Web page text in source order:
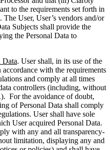
to the requirements set forth in
The User, User’s vendors and/or
Subjects shall provide the
the Personal Data to
Data. User shall, in its use of the
accordance with the requirements
and comply at all times
controllers (including, without
For the avoidance of doubt,
of Personal Data shall comply
User shall have sole
User acquired Personal Data.
with any and all transparency-
limitation, displaying any and